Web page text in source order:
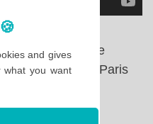
l’occasion de
à Disneyland Paris
: les séjours
and gives
what you want